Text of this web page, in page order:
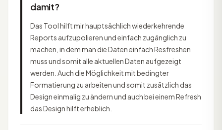
damit?
Das Tool hilft mir hauptsächlich wiederkehrende
Reports aufzupolieren und einfach zugänglich zu
machen, in dem man die Daten einfach Resfreshen
muss und somit alle aktuellen Daten aufgezeigt
werden. Auch die Möglichkeit mit bedingter
Formatierung zu arbeiten und somit zusätzlich das
Design einmalig zu ändern und auch bei einem Refresh
das Design hilft erheblich.